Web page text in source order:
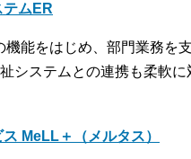
テムER
能をはじめ、部門業務を
システムとの連携も柔軟
MeLL＋（メルタス）